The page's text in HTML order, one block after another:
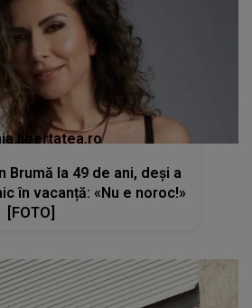
Brumă la 49 de ani, deși a
în vacanță: «Nu e noroc!»
[FOTO]